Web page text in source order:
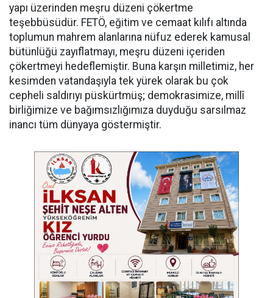
yapı üzerinden meşru düzeni çökertme
teşebbüsüdür. FETÖ, eğitim ve cemaat kılıfı altında
toplumun mahrem alanlarına nüfuz ederek kamusal
bütünlüğü zayıflatmayı, meşru düzeni içeriden
çökertmeyi hedeflemiştir. Buna karşın milletimiz, her
kesimden vatandaşıyla tek yürek olarak bu çok
cepheli saldırıyı püskürtmüş; demokrasimize, millî
birliğimize ve bağımsızlığımıza duyduğu sarsılmaz
inancı tüm dünyaya göstermiştir.